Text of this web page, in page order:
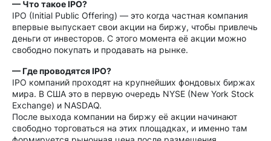
— Что такое IPO?
IPO (Initial Public Offering) — это когда частная компания
впервые выпускает свои акции на биржу, чтобы привлечь
деньги от инвесторов. С этого момента её акции можно
свободно покупать и продавать на рынке.
— Где проводятся IPO?
IPO компаний проходят на крупнейших фондовых биржах
мира. В США это в первую очередь NYSE (New York Stock
Exchange) и NASDAQ.
После выхода компании на биржу её акции начинают
свободно торговаться на этих площадках, и именно там